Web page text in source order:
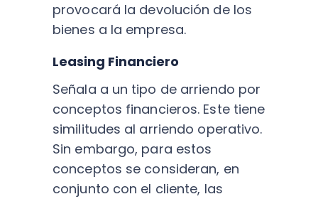
provocará la devolución de los
bienes a la empresa.
Leasing Financiero
Señala a un tipo de arriendo por
conceptos financieros. Este tiene
similitudes al arriendo operativo.
Sin embargo, para estos
conceptos se consideran, en
conjunto con el cliente, las